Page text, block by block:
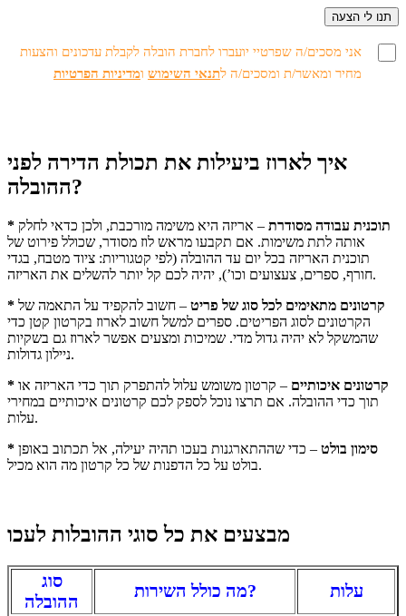
אני מסכים/ה שפרטיי יועברו לחברת הובלה לקבלת עדכונים והצעות
מחיר ומאשר/ת ומסכים/ה לתנאי השימוש ומדיניות הפרטיות
איך לארוז ביעילות את תכולת הדירה לפני
ההובלה?
* תוכנית עבודה מסודרת – אריזה היא משימה מורכבת, ולכן כדאי לחלק
אותה לתת משימות. אם תקבעו מראש לוז מסודר, שכולל פירוט של
תוכנית האריזה בכל יום עד ההובלה (לפי קטגוריות: ציוד מטבח, בגדי
חורף, ספרים, צעצועים וכו’), יהיה לכם קל יותר להשלים את האריזה.
* קרטונים מתאימים לכל סוג של פריט – חשוב להקפיד על התאמה של
הקרטונים לסוג הפריטים. ספרים למשל חשוב לארוז בקרטון קטן כדי
שהמשקל לא יהיה גדול מדי. שמיכות ומצעים אפשר לארוז גם בשקיות
ניילון גדולות.
* קרטונים איכותיים – קרטון משומש עלול להתפרק תוך כדי האריזה או
תוך כדי ההובלה. אם תרצו נוכל לספק לכם קרטונים איכותיים במחירי
עלות.
* סימון בולט – כדי שההתארגנות בעכו תהיה יעילה, אל תכתוב באופן
בולט על כל הדפנות של כל קרטון מה הוא מכיל.
מבצעים את כל סוגי ההובלות לעכו
סוג
ההובלה
מה כולל השירות? עלות